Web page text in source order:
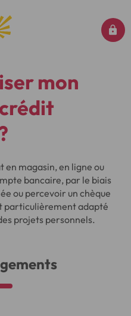
mon
en magasin, en ligne ou
bancaire, par le biais
ou percevoir un chèque
particulièrement adapté
projets personnels.